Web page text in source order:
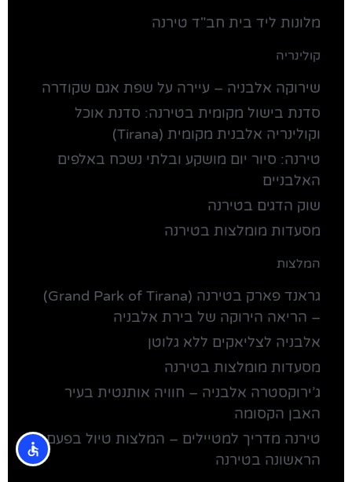
מלונות ליד בית חב"ד טירנה
קולינריה
שירוקה אלבניה – עיירה על שפת אגם שקודרה
סדנת בישול מקומית בטירנה: סדנת אוכל
וקולינריה אלבנית מקומית (Tirana)
טירנה: סיור יום מושקע ובלתי נשכח באלפים
האלבניים
שוק הדגים בטירנה
מסעדות מומלצות בטירנה
המלצות
גראנד פארק בטירנה (Grand Park of Tirana)
– הריאה הירוקה של בירת אלבניה
אלבניה לצליאקים ללא גלוטן
מסעדות מומלצות בטירנה
ג’ירוקסטרה אלבניה – חוויה אותנטית בעיר
האבן הקסומה
טירנה מדריך למטיילים – המלצות טיול בפעם
הראשונה בטירנה